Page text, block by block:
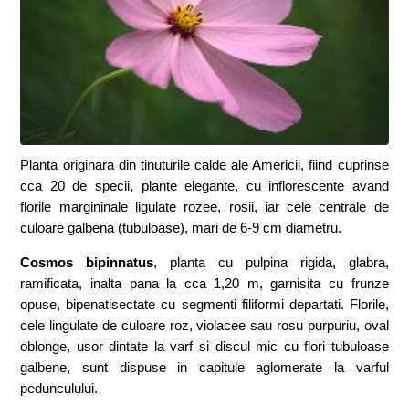
Planta originara din tinuturile calde ale Americii, fiind cuprinse
cca 20 de specii, plante elegante, cu inflorescente avand
florile margininale ligulate rozee, rosii, iar cele centrale de
culoare galbena (tubuloase), mari de 6-9 cm diametru.
Cosmos bipinnatus, planta cu pulpina rigida, glabra,
ramificata, inalta pana la cca 1,20 m, garnisita cu frunze
opuse, bipenatisectate cu segmenti filiformi departati. Florile,
cele lingulate de culoare roz, violacee sau rosu purpuriu, oval
oblonge, usor dintate la varf si discul mic cu flori tubuloase
galbene, sunt dispuse in capitule aglomerate la varful
pedunculului.